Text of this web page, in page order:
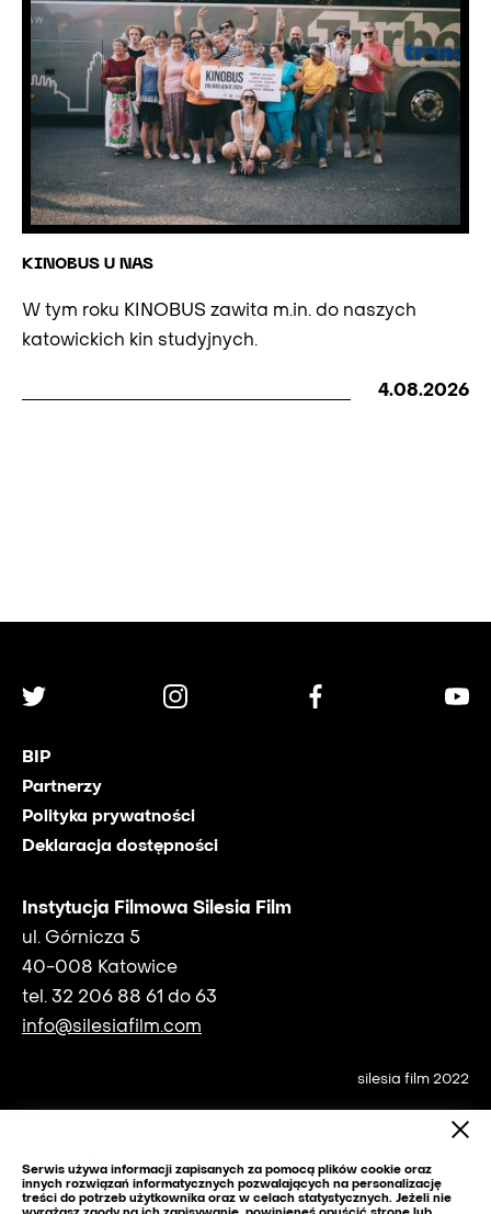
KINOBUS U NAS
W tym roku KINOBUS zawita m.in. do naszych
katowickich kin studyjnych.
4.08.2026
Instytucja Filmowa Silesia Film
ul. Górnicza 5
40-008 Katowice
tel. 32 206 88 61 do 63
info@silesiafilm.com
BIP
Partnerzy
Polityka prywatności
Deklaracja dostępności
silesia film 2022
Serwis używa informacji zapisanych za pomocą plików cookie oraz
innych rozwiązań informatycznych pozwalających na personalizację
treści do potrzeb użytkownika oraz w celach statystycznych. Jeżeli nie